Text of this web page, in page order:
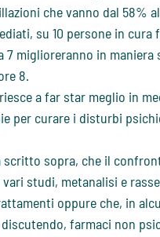
che vanno dal 58%
su 10 persone in
7 miglioreranno in
8.
a far star meglio in
per curare i disturbi
scritto sopra, che il
studi, metanalisi e
oppure che, in
farmaci non